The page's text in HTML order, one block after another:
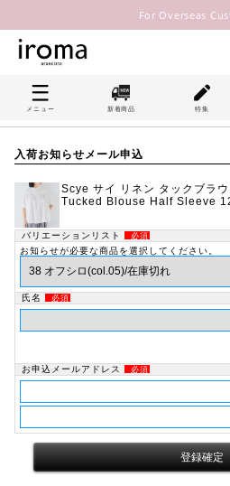
For Overseas
メニュー 新着商品 特集
入荷お知らせメール申込
Scye サイ リネン タックブラ
Tucked Blouse Half Sleeve
バリエーションリスト 必須
お知らせが必要な商品を選択してください。
氏名 必須
お申込メールアドレス 必須